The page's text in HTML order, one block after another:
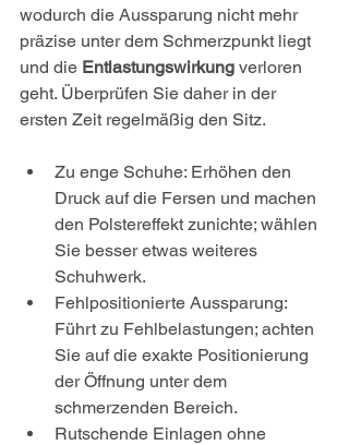
wodurch die Aussparung nicht mehr
präzise unter dem Schmerzpunkt liegt
und die Entlastungswirkung verloren
geht. Überprüfen Sie daher in der
ersten Zeit regelmäßig den Sitz.
Zu enge Schuhe: Erhöhen den
Druck auf die Fersen und machen
den Polstereffekt zunichte; wählen
Sie besser etwas weiteres
Schuhwerk.
Fehlpositionierte Aussparung:
Führt zu Fehlbelastungen; achten
Sie auf die exakte Positionierung
der Öffnung unter dem
schmerzenden Bereich.
Rutschende Einlagen ohne